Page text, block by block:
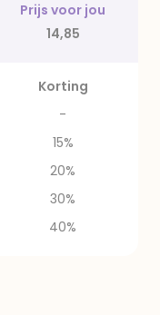
Prijs voor jou
14,85
Korting
-
15%
20%
30%
40%